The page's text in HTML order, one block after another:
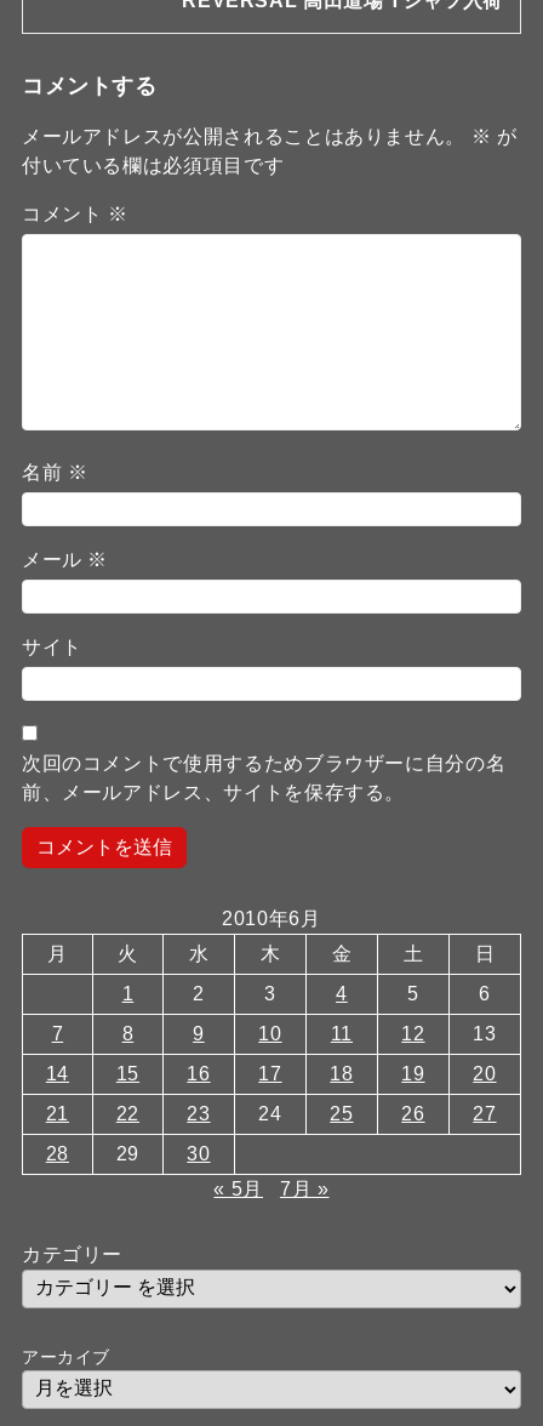
コメントする
メールアドレスが公開されることはありません。 ※ が
付いている欄は必須項目です
コメント ※
名前 ※
メール ※
サイト
次回のコメントで使用するためブラウザーに自分の名
前、メールアドレス、サイトを保存する。
2010年6月
月
火 水 木 金 土
日
1
2 3 4 5
6
7
8 9 10 11 12
13
14
15 16 17 18 19
20
21
22 23 24 25 26
27
28
29
30
« 5月
7月 »
カテゴリー
アーカイブ